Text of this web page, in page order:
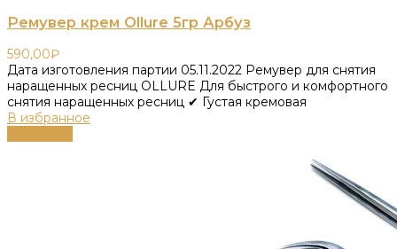
Ремувер крем Ollure 5гр Арбуз
590,00₽
Дата изготовления партии 05.11.2022 Ремувер для снятия
наращенных ресниц OLLURE Для быстрого и комфортного
снятия наращенных ресниц ✔ Густая кремовая
В избранное